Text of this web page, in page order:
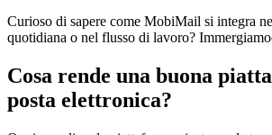
Curioso di sapere come MobiMail si integra
quotidiana o nel flusso di lavoro?
Cosa rende una buona
posta elettronica?